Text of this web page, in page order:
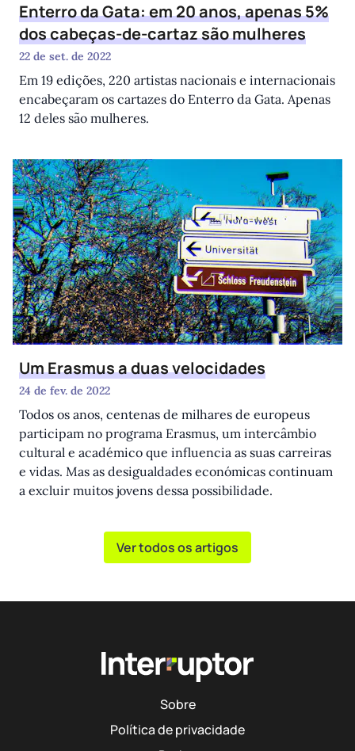
Enterro da Gata: em 20 anos, apenas 5%
dos cabeças-de-cartaz são mulheres
22 de set. de 2022
Em 19 edições, 220 artistas nacionais e internacionais
encabeçaram os cartazes do Enterro da Gata. Apenas
12 deles são mulheres.
Um Erasmus a duas velocidades
24 de fev. de 2022
Todos os anos, centenas de milhares de europeus
participam no programa Erasmus, um intercâmbio
cultural e académico que influencia as suas carreiras
e vidas. Mas as desigualdades económicas continuam
a excluir muitos jovens dessa possibilidade.
Ver todos os artigos
Sobre
Política de privacidade